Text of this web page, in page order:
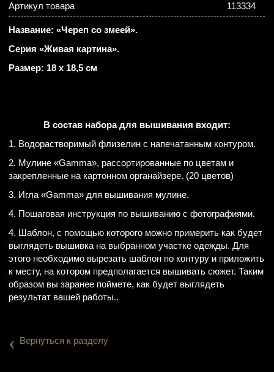
Артикул товара 113334
Название: «Череп со змеей».
Серия «Живая картина».
Размер: 18 х 18,5 см
В состав набора для вышивания входит:
1. Водорастворимый флизелин с напечатанным контуром.
2. Мулине «Gamma», рассортированные по цветам и
закрепленные на картонном органайзере. (20 цветов)
3. Игла «Gamma» для вышивания мулине.
4. Пошаговая инструкция по вышиванию с фотографиями.
4. Шаблон, с помощью которого можно примерить как будет
выглядеть вышивка на выбранном участке одежды. Для
этого необходимо вырезать шаблон по контуру и приложить
к месту, на котором предполагается вышивать сюжет. Таким
образом вы заранее поймете, как будет выглядеть
результат вашей работы..
‹ Вернуться к разделу